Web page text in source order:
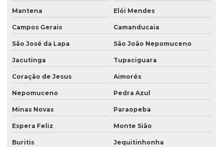
Mantena Elói Mendes
Campos Gerais Camanducaia
São José da Lapa São João Nepomuceno
Jacutinga Tupaciguara
Coração de Jesus Aimorés
Nepomuceno Pedra Azul
Minas Novas Paraopeba
Espera Feliz Monte Sião
Buritis Jequitinhonha